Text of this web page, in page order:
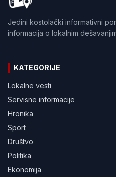
Jedini kostolački informativni
informacija o lokalnim
KATEGORIJE
Lokalne vesti
Servisne informacije
Hronika
Sport
Društvo
Politika
Ekonomija